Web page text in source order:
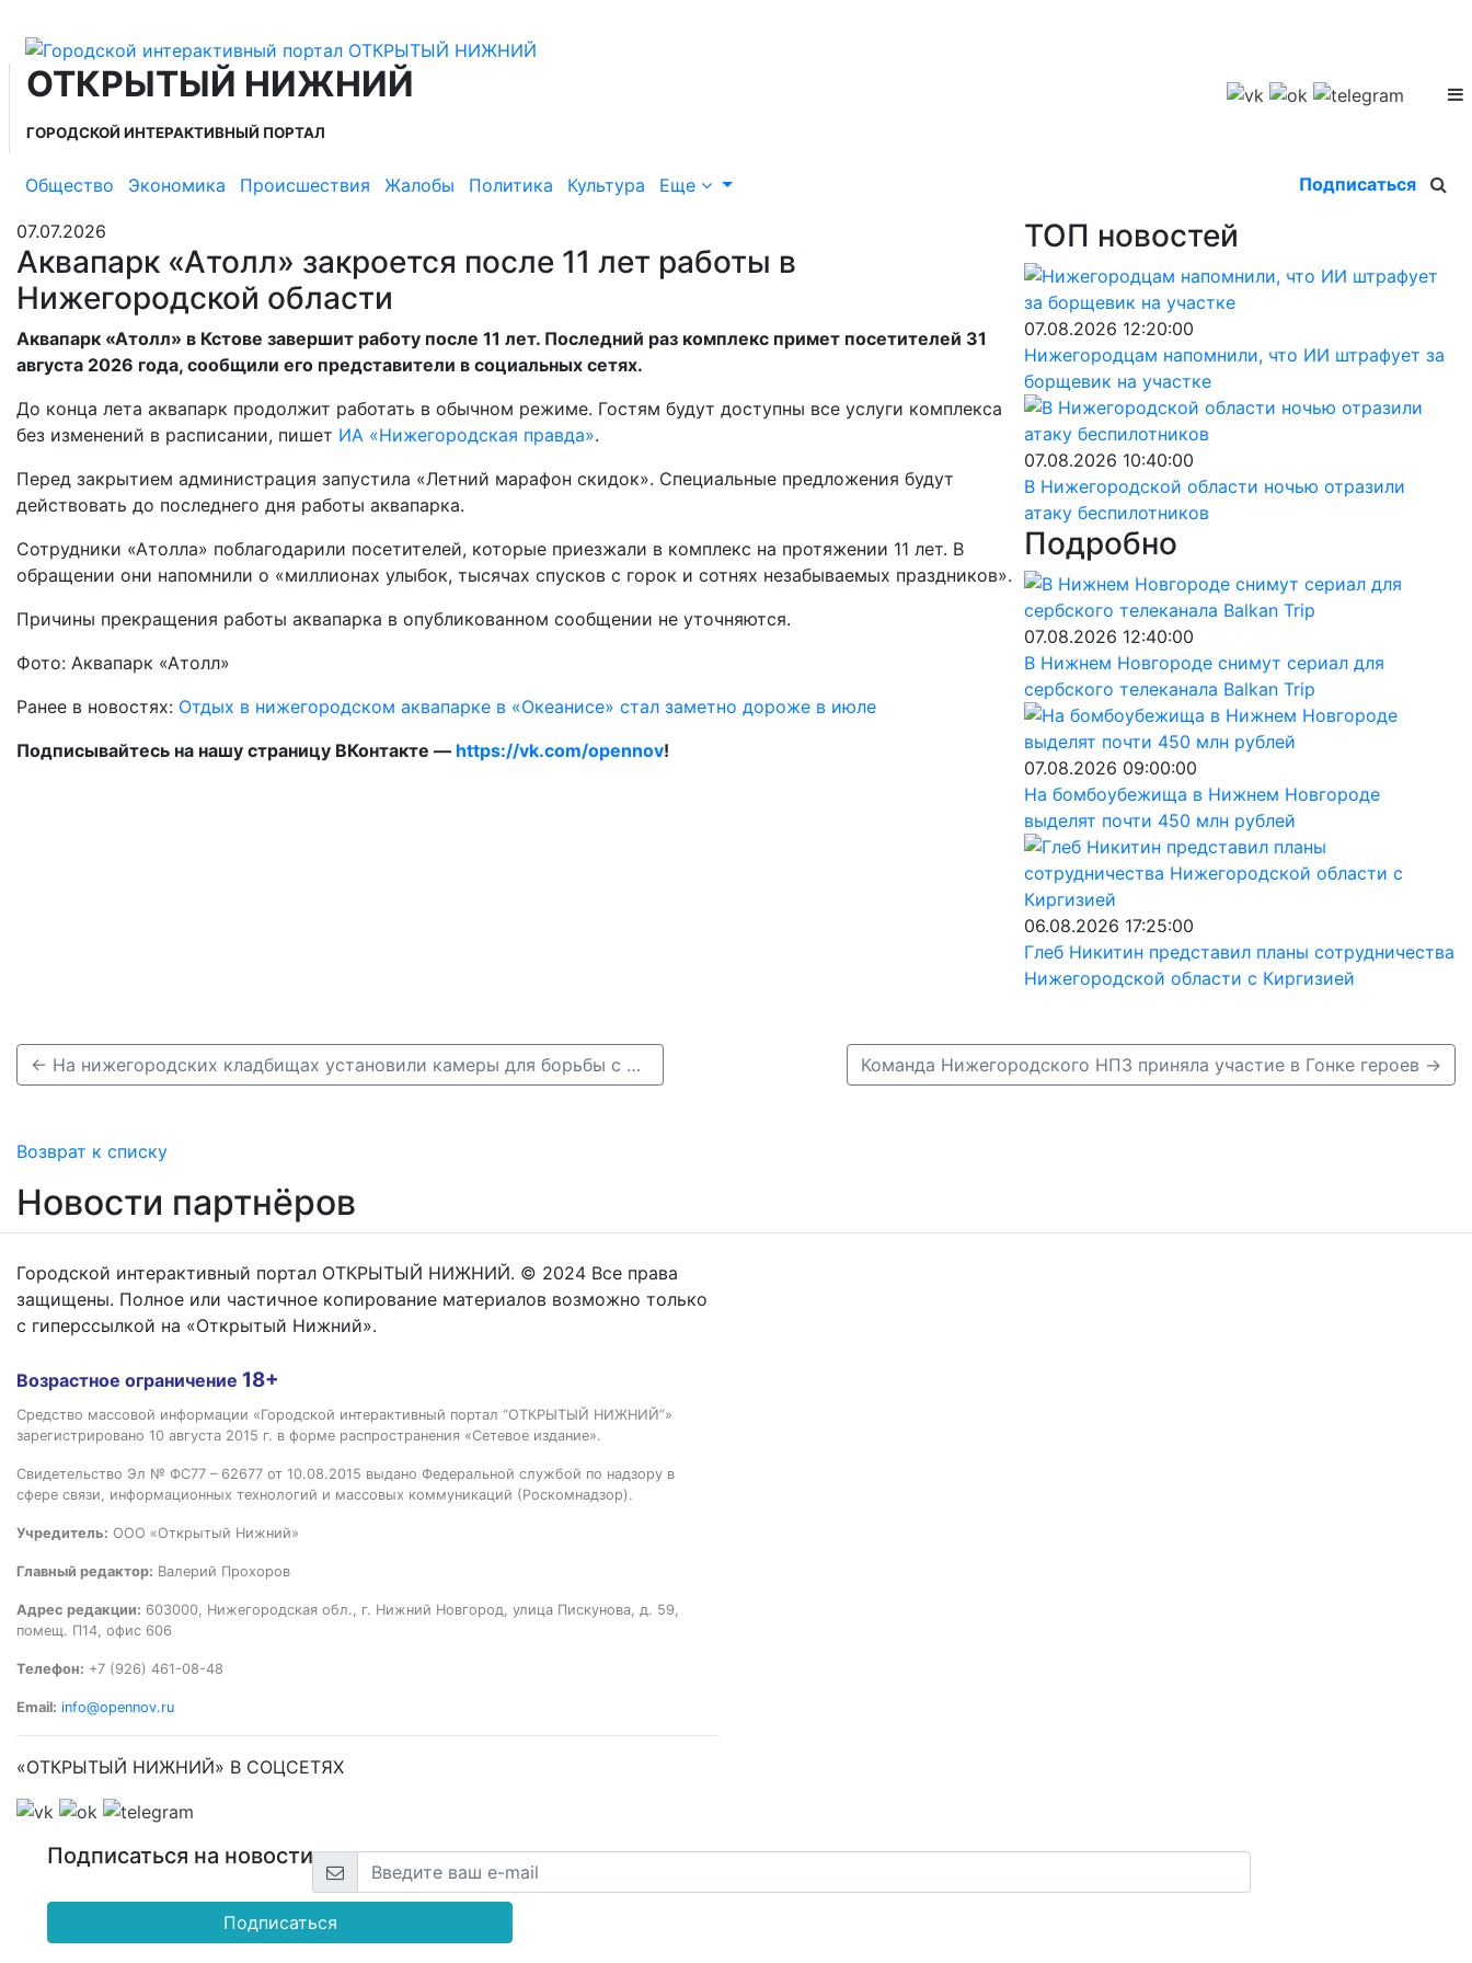
ОТКРЫТЫЙ НИЖНИЙ
ГОРОДСКОЙ ИНТЕРАКТИВНЫЙ ПОРТАЛ
Общество Экономика Происшествия Жалобы Политика Культура Еще Подписаться
07.07.2026
Аквапарк «Атолл» закроется после 11 лет работы в
Нижегородской области
Аквапарк «Атолл» в Кстове завершит работу после 11 лет. Последний раз комплекс примет посетителей 31
августа 2026 года, сообщили его представители в социальных сетях.
До конца лета аквапарк продолжит работать в обычном режиме. Гостям будут доступны все услуги комплекса
без изменений в расписании, пишет ИА «Нижегородская правда».
Перед закрытием администрация запустила «Летний марафон скидок». Специальные предложения будут
действовать до последнего дня работы аквапарка.
Сотрудники «Атолла» поблагодарили посетителей, которые приезжали в комплекс на протяжении 11 лет. В
обращении они напомнили о «миллионах улыбок, тысячах спусков с горок и сотнях незабываемых праздников».
Причины прекращения работы аквапарка в опубликованном сообщении не уточняются.
Фото: Аквапарк «Атолл»
Ранее в новостях: Отдых в нижегородском аквапарке в «Океанисе» стал заметно дороже в июле
Подписывайтесь на нашу страницу ВКонтакте — https://vk.com/opennov!
ТОП новостей
07.08.2026 12:20:00
Нижегородцам напомнили, что ИИ штрафует за
борщевик на участке
07.08.2026 10:40:00
В Нижегородской области ночью отразили
атаку беспилотников
Подробно
07.08.2026 12:40:00
В Нижнем Новгороде снимут сериал для
сербского телеканала Balkan Trip
07.08.2026 09:00:00
На бомбоубежища в Нижнем Новгороде
выделят почти 450 млн рублей
06.08.2026 17:25:00
Глеб Никитин представил планы сотрудничества
Нижегородской области с Киргизией
← На нижегородских кладбищах установили камеры для борьбы с вандалами Команда Нижегородского НПЗ приняла участие в Гонке героев →
Возврат к списку
Новости партнёров
Городской интерактивный портал ОТКРЫТЫЙ НИЖНИЙ. © 2024 Все права
защищены. Полное или частичное копирование материалов возможно только
с гиперссылкой на «Открытый Нижний».
Возрастное ограничение 18+
Средство массовой информации «Городской интерактивный портал “ОТКРЫТЫЙ НИЖНИЙ”»
зарегистрировано 10 августа 2015 г. в форме распространения «Сетевое издание».
Свидетельство Эл № ФС77 – 62677 от 10.08.2015 выдано Федеральной службой по надзору в
сфере связи, информационных технологий и массовых коммуникаций (Роскомнадзор).
Учредитель: ООО «Открытый Нижний»
Главный редактор: Валерий Прохоров
Адрес редакции: 603000, Нижегородская обл., г. Нижний Новгород, улица Пискунова, д. 59,
помещ. П14, офис 606
Телефон: +7 (926) 461-08-48
Email: info@opennov.ru
«ОТКРЫТЫЙ НИЖНИЙ» В СОЦСЕТЯХ
Подписаться на новости
Подписаться